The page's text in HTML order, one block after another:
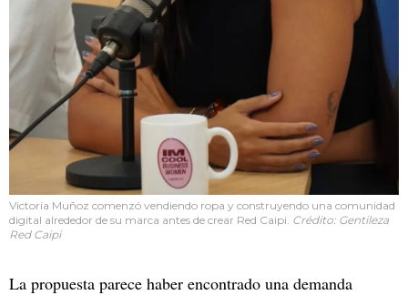
Victoria Muñoz comenzó vendiendo ropa y construyendo una comunidad
digital alrededor de su marca antes de crear Red Caipi. Crédito: Gentileza
Red Caipi
La propuesta parece haber encontrado una demanda